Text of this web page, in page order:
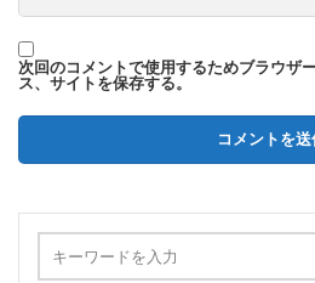
次回のコメントで使用するためブラウザ
ス、サイトを保存する。